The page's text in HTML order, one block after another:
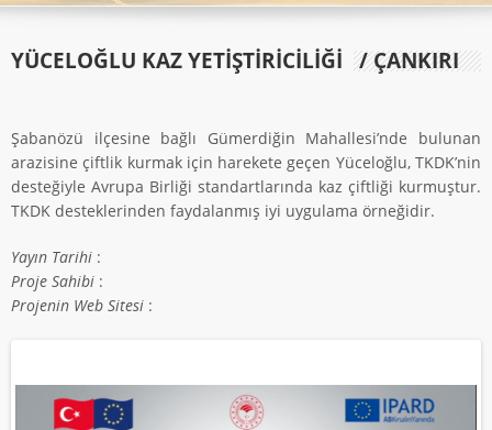
YÜCELOĞLU KAZ YETİŞTİRİCİLİĞİ / ÇANKIRI
Şabanözü ilçesine bağlı Gümerdiğin Mahallesi’nde bulunan
arazisine çiftlik kurmak için harekete geçen Yüceloğlu, TKDK’nin
desteğiyle Avrupa Birliği standartlarında kaz çiftliği kurmuştur.
TKDK desteklerinden faydalanmış iyi uygulama örneğidir.
Yayın Tarihi :
Proje Sahibi :
Projenin Web Sitesi :